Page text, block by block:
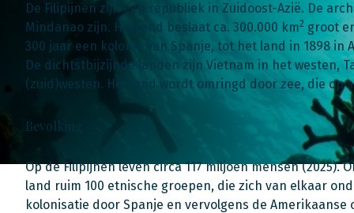
De Filipijnen zijn een republiek in Zuidoost-Azië. De
Mindanao zijn. Het land beslaat ca. 300.000 km2 groot
300 jaar een kolonie van Spanje, tot het land in 1898
De dichtstbijzijnde landen zijn Vietnam in het westen,
(zuid)westen. Het land wordt omringd door zee, die op
Bevolking
Op de Filipijnen leven circa 117 miljoen mensen
land ruim 100 etnische groepen, die zich van elkaar
kolonisatie door Spanje en vervolgens de